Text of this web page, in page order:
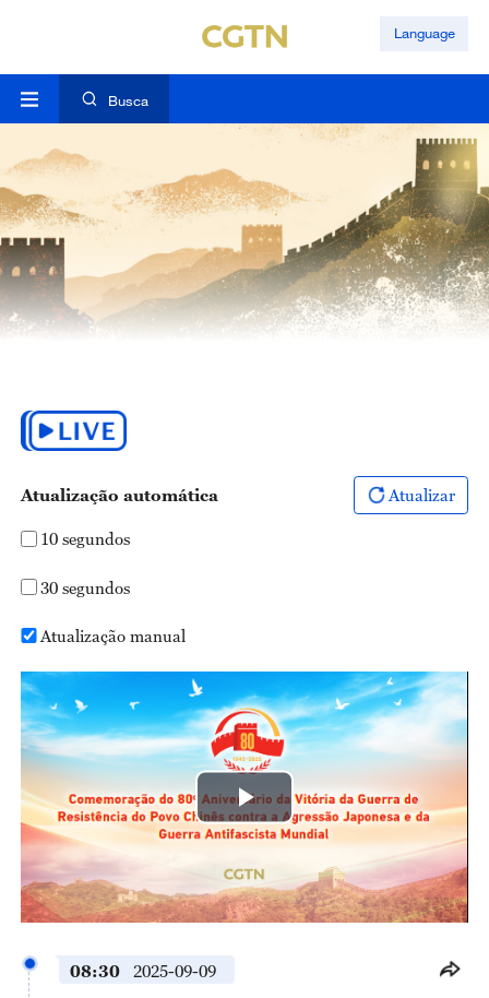
Language
Busca
Atualização automática Atualizar
10 segundos
30 segundos
Atualização manual
Play
Video
08:30 2025-09-09